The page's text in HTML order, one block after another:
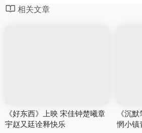
相关文章
《好东西》上映 宋佳钟楚曦章
宇赵又廷诠释快乐
《沉
惘小镇